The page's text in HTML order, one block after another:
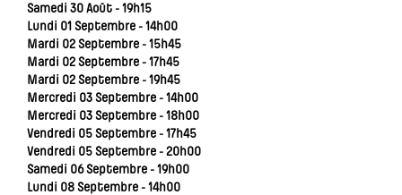
Samedi 30 Août - 19h15
Lundi 01 Septembre - 14h00
Mardi 02 Septembre - 15h45
Mardi 02 Septembre - 17h45
Mardi 02 Septembre - 19h45
Mercredi 03 Septembre - 14h00
Mercredi 03 Septembre - 18h00
Vendredi 05 Septembre - 17h45
Vendredi 05 Septembre - 20h00
Samedi 06 Septembre - 19h00
Lundi 08 Septembre - 14h00